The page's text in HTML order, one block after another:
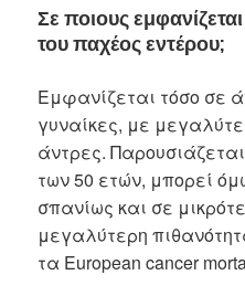
Σε ποιους
του παχέος εντέρου;
Εμφανίζεται τόσο σε
γυναίκες, με
άντρες.
των 50 ετών, μπορεί
σπανίως και σε
μεγαλύτερη
τα European cancer